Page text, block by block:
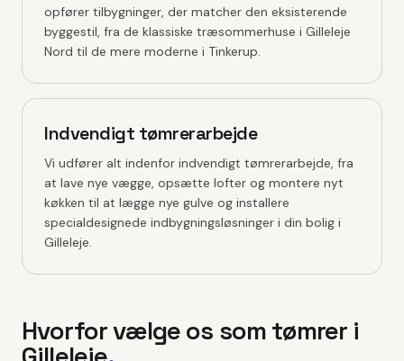
opfører tilbygninger, der matcher den eksisterende
byggestil, fra de klassiske træsommerhuse i Gilleleje
Nord til de mere moderne i Tinkerup.
Indvendigt tømrerarbejde
Vi udfører alt indenfor indvendigt tømrerarbejde, fra
at lave nye vægge, opsætte lofter og montere nyt
køkken til at lægge nye gulve og installere
specialdesignede indbygningsløsninger i din bolig i
Gilleleje.
Hvorfor vælge os som tømrer i